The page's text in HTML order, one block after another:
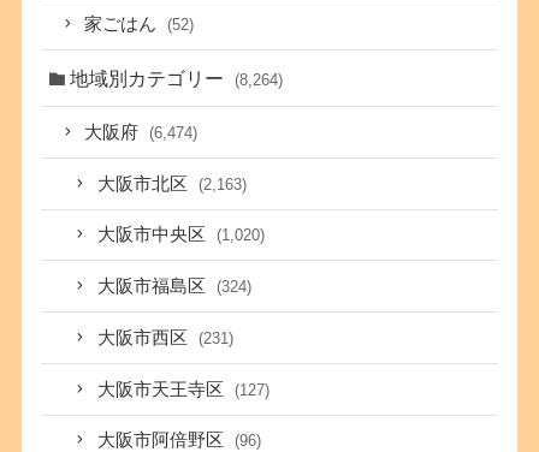
家ごはん (52)
地域別カテゴリー (8,264)
大阪府 (6,474)
大阪市北区 (2,163)
大阪市中央区 (1,020)
大阪市福島区 (324)
大阪市西区 (231)
大阪市天王寺区 (127)
大阪市阿倍野区 (96)